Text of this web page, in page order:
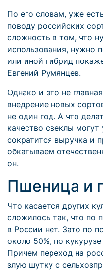
По его словам, уже
поводу российских
сложность в том, что
использования, нужно
или иной гибрид
Евгений Румянцев.
Однако и это не
внедрение новых
не один год. А что
качество свеклы могут
сократится выручка и
обкатываем
он.
Пшеница и
Что касается других
сложилось так, что по
в России нет. Зато по
около 50%, по
Причем переход на
злую шутку с